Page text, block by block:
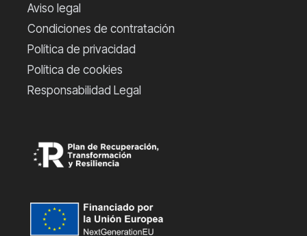
Aviso legal
Condiciones de contratación
Política de privacidad
Política de cookies
Responsabilidad Legal